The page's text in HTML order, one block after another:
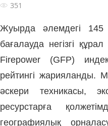
351
Жуырда әлемдегі 145
бағалауда негізгі
Firepower (GFP)
рейтингі жарияланды.
әскери техникасы,
ресурстарға
географиялық